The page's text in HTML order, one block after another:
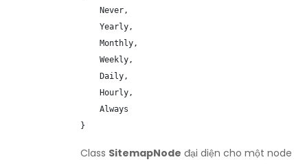
    Never,
    Yearly,
    Monthly,
    Weekly,
    Daily,
    Hourly,
    Always
}
Class SitemapNode đại diện cho một node